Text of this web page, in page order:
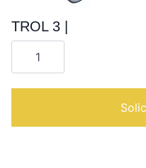
TROL 3 |
Cantitate
TROL